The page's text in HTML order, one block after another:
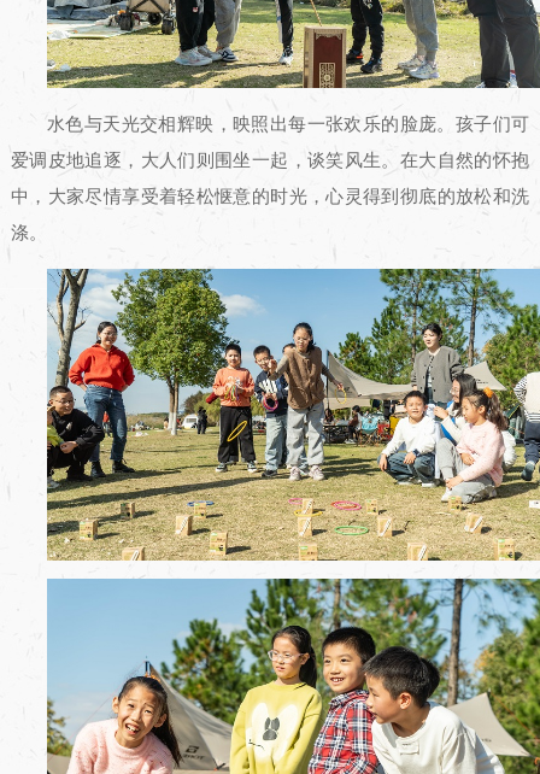
水色与天光交相辉映，映照出每一张欢乐的脸庞。孩子们可
爱调皮地追逐，大人们则围坐一起，谈笑风生。在大自然的怀抱
中，大家尽情享受着轻松惬意的时光，心灵得到彻底的放松和洗
涤。